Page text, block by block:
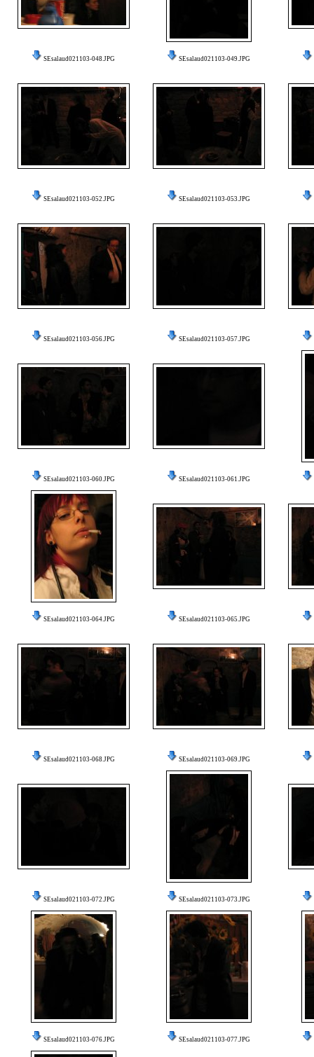
SEsalaud021103-048.JPG SEsalaud021103-049.JPG
SEsalaud021103-052.JPG SEsalaud021103-053.JPG
SEsalaud021103-056.JPG SEsalaud021103-057.JPG
SEsalaud021103-060.JPG SEsalaud021103-061.JPG
SEsalaud021103-064.JPG SEsalaud021103-065.JPG
SEsalaud021103-068.JPG SEsalaud021103-069.JPG
SEsalaud021103-072.JPG SEsalaud021103-073.JPG
SEsalaud021103-076.JPG SEsalaud021103-077.JPG